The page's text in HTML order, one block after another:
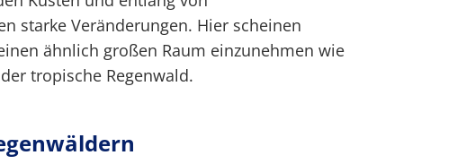
starke Veränderungen. Hier scheinen
ähnlich großen Raum einzunehmen wie
tropische Regenwald.